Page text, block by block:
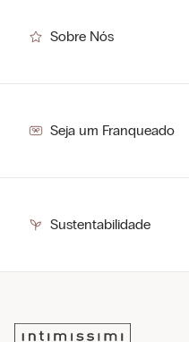
Sobre Nós
Seja um Franqueado
Sustentabilidade